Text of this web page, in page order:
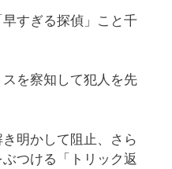
すぎる探偵」こと千
を察知して犯人を先
明かして阻止、さら
つける「トリック返